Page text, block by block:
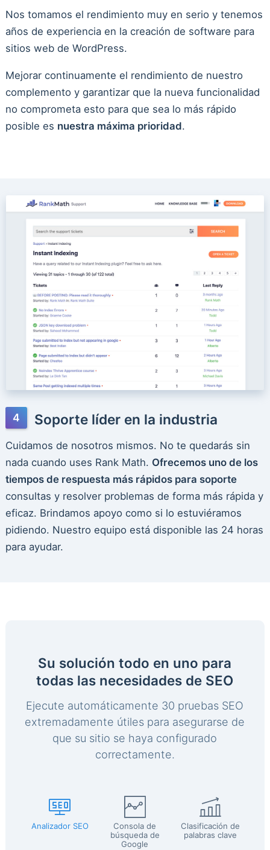
Nos tomamos el rendimiento muy en serio y tenemos
años de experiencia en la creación de software para
sitios web de WordPress.
Mejorar continuamente el rendimiento de nuestro
complemento y garantizar que la nueva funcionalidad
no comprometa esto para que sea lo más rápido
posible es nuestra máxima prioridad.
Soporte líder en la industria
Cuidamos de nosotros mismos. No te quedarás sin
nada cuando uses Rank Math. Ofrecemos uno de los
tiempos de respuesta más rápidos para soporte
consultas y resolver problemas de forma más rápida y
eficaz. Brindamos apoyo como si lo estuviéramos
pidiendo. Nuestro equipo está disponible las 24 horas
para ayudar.
Su solución todo en uno para
todas las necesidades de SEO
Ejecute automáticamente 30 pruebas SEO
extremadamente útiles para asegurarse de
que su sitio se haya configurado
correctamente.
Analizador SEO
Consola de
búsqueda de
Google
Clasificación de
palabras clave